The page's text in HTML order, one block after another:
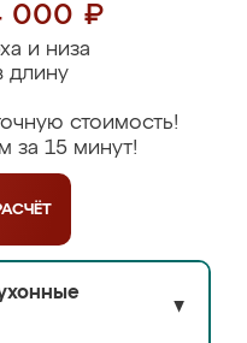
000 ₽
и низа
длину
стоимость!
за 15 минут!
▼